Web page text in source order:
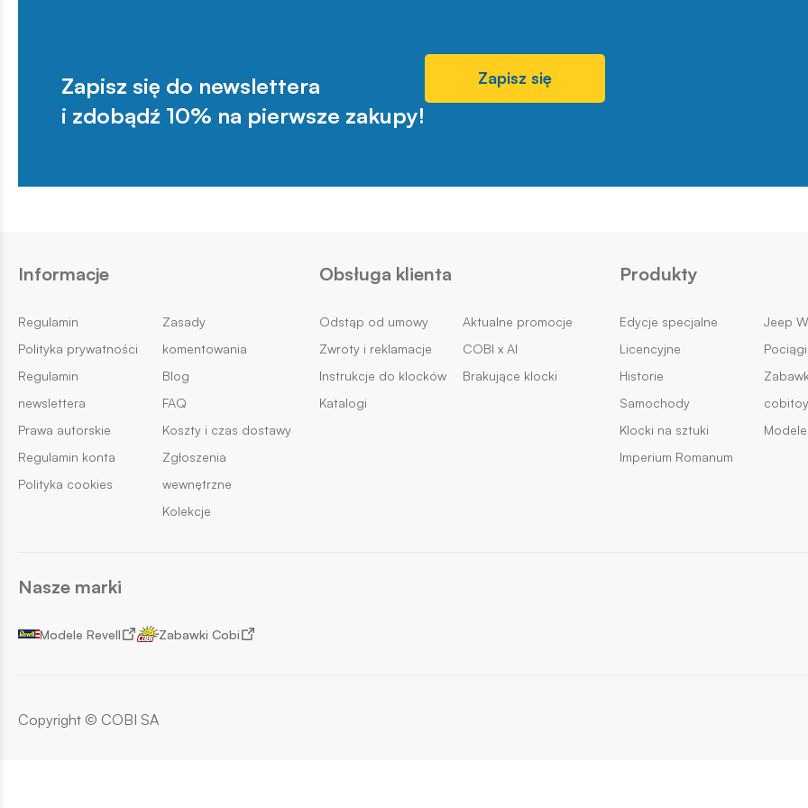
Zapisz się do newslettera
i zdobądź 10% na pierwsze zakupy!
Zapisz się
Informacje
Regulamin
Polityka prywatności
Regulamin
newslettera
Prawa autorskie
Regulamin konta
Polityka cookies
Zasady
komentowania
Blog
FAQ
Koszty i czas dostawy
Zgłoszenia
wewnętrzne
Kolekcje
Obsługa klienta
Odstąp od umowy
Zwroty i reklamacje
Instrukcje do klocków
Katalogi
Aktualne promocje
COBI x AI
Brakujące klocki
Produkty
Edycje specjalne
Licencyjne
Historie
Samochody
Klocki na sztuki
Imperium Romanum
Jeep
Pociągi
Nasze marki
Modele Revell Zabawki Cobi
Copyright © COBI SA